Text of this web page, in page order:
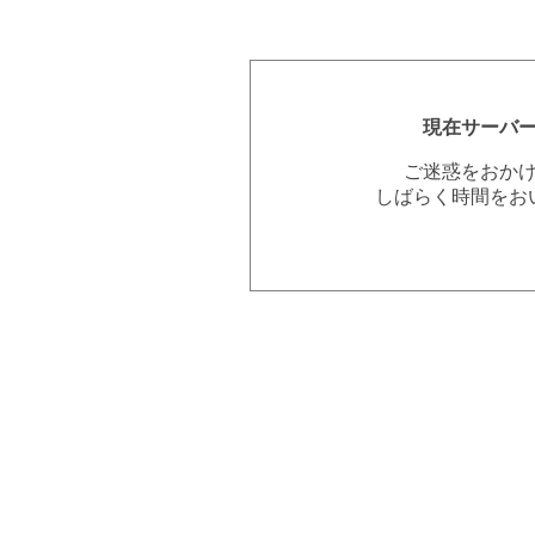
現在サーバ
ご迷惑をおか
しばらく時間を